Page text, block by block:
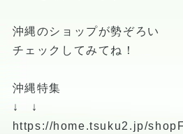
沖縄のショップが勢ぞろい
チェックしてみてね！
沖縄特集
↓ ↓
https://home.tsuku2.jp/